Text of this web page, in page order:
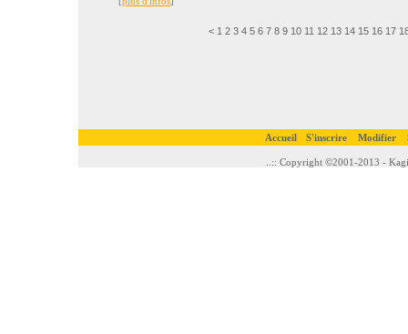
< 1 2 3 4 5 6 7 8 9 10 11 12 13 14 15 16 17
Accueil S'inscrire Modifier
..:: Copyright ©2001-2013 -